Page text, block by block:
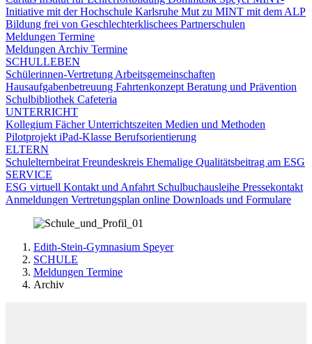
Initiative mit der Hochschule Karlsruhe Mut zu MINT mit dem ALP
Bildung frei von Geschlechterklischees Partnerschulen
Meldungen Termine
Meldungen Archiv Termine
SCHULLEBEN
Schülerinnen-Vertretung Arbeitsgemeinschaften
Hausaufgabenbetreuung Fahrtenkonzept Beratung und Prävention
Schulbibliothek Cafeteria
UNTERRICHT
Kollegium FächerUnterrichtszeiten Medien und Methoden
Pilotprojekt iPad-Klasse Berufsorientierung
ELTERN
Schulelternbeirat Freundeskreis Ehemalige Qualitätsbeitrag am ESG
SERVICE
ESG virtuell Kontakt und Anfahrt Schulbuchausleihe Pressekontakt
Anmeldungen Vertretungsplan online Downloads und Formulare
Edith-Stein-Gymnasium Speyer
SCHULE
Meldungen Termine
Archiv